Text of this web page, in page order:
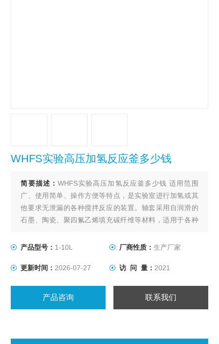
WHFS实验高压加氢反应釜多少钱
简要描述： WHFS实验高压加氢反应釜多少钱 适用范围
广、使用简单、操作方便等特点，是实验室进行加氢或其
他要求无泄漏的各种搅拌反应的装置。轴套采用自润滑的
石墨、陶瓷、聚四氟乙烯填充碳纤维等材料，适用于各种
产品型号： 1-10L 厂商性质： 生产厂家
更新时间： 2026-07-27 访 问 量： 2021
产品咨询 联系我们